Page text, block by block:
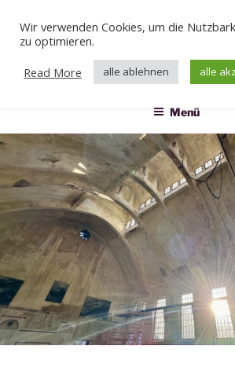
Inhalt
springen
Das Klärwerk
Menü
Wir verwenden Cookies, um die
zu optimieren.
Read More
alle ablehnen alle